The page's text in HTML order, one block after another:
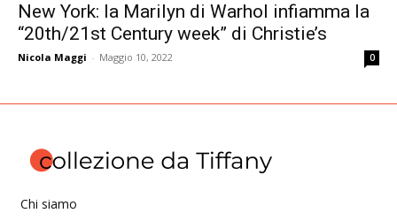
New York: la Marilyn di Warhol infiamma la
“20th/21st Century week” di Christie’s
Nicola Maggi - Maggio 10, 2022 0
Chi siamo